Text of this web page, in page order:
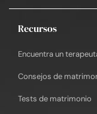
Recursos
Encuentra un
Consejos de
Tests de matrimonio